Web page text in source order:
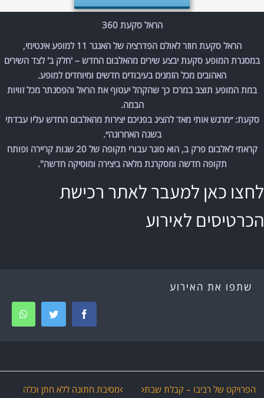
הראל סקעת 360
הראל סקעת חוזר לאולם הפדרציה של האנגר 11 למופע אינטימי,
במסגרת המופע סקעת יבצע שירים מהאלבום החדש – 'חלק ב' לצד השירים
האהובים מכל הזמנים בעיבודים חדשים ומיוחדים למופע.
במת המופע תוצב במרכז כך שהקהל יעטוף את הראל והפסנתר מכל זוויות
הבמה.
סקעת: ״מרגש אותי מאד להציג בפניכם יצירות מהאלבום החדש עליו עבדתי
בשנה האחרונה״.
קראתי לאלבום פרק ב, הוא סוגר עבורי תקופה של 20 שנות קריירה ופותח
תקופה חדשה ומסקרנת מלאה ביצירה ומוסיקה חדשה".
לחצו כאן למעבר לאתר רכישת
הכרטיסים לאירוע
שתפו את האירוע
Facebook
Twitter
אירוע
הפרויקט של רביבו – קבלת שבת מסיבת חתונה ללא חתן וכלה